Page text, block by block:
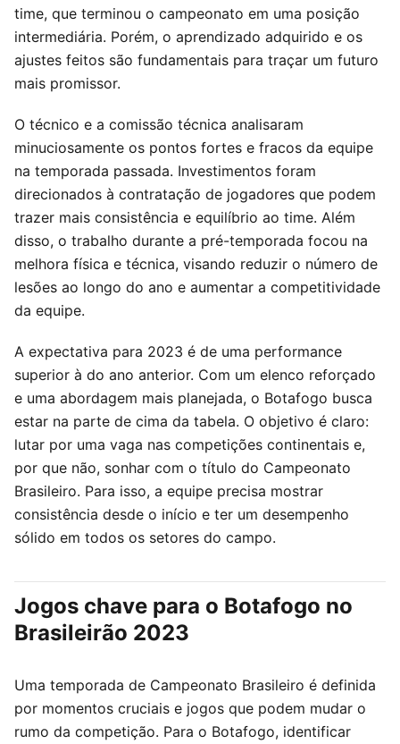
time, que terminou o campeonato em uma posição
intermediária. Porém, o aprendizado adquirido e os
ajustes feitos são fundamentais para traçar um futuro
mais promissor.
O técnico e a comissão técnica analisaram
minuciosamente os pontos fortes e fracos da equipe
na temporada passada. Investimentos foram
direcionados à contratação de jogadores que podem
trazer mais consistência e equilíbrio ao time. Além
disso, o trabalho durante a pré-temporada focou na
melhora física e técnica, visando reduzir o número de
lesões ao longo do ano e aumentar a competitividade
da equipe.
A expectativa para 2023 é de uma performance
superior à do ano anterior. Com um elenco reforçado
e uma abordagem mais planejada, o Botafogo busca
estar na parte de cima da tabela. O objetivo é claro:
lutar por uma vaga nas competições continentais e,
por que não, sonhar com o título do Campeonato
Brasileiro. Para isso, a equipe precisa mostrar
consistência desde o início e ter um desempenho
sólido em todos os setores do campo.
Jogos chave para o Botafogo no
Brasileirão 2023
Uma temporada de Campeonato Brasileiro é definida
por momentos cruciais e jogos que podem mudar o
rumo da competição. Para o Botafogo, identificar